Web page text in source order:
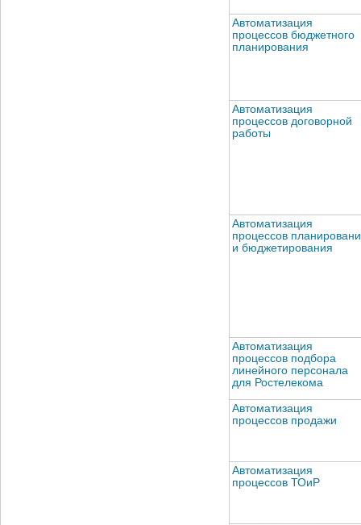
Автоматизация
процессов бюджетного
планирования
Автоматизация
процессов договорной
работы
Автоматизация
процессов
и бюджетирования
Автоматизация
процессов подбора
линейного персонала
для Ростелекома
Автоматизация
процессов продажи
Автоматизация
процессов ТОиР